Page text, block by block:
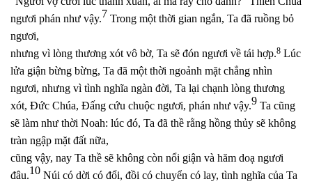
ngươi phán như vậy.7 Trong một thời gian ngắn, Ta đã ruồng bỏ
ngươi,
nhưng vì lòng thương xót vô bờ, Ta sẽ đón ngươi về tái hợp.8 Lúc
lửa giận bừng bừng, Ta đã một thời ngoảnh mặt chẳng nhìn
ngươi, nhưng vì tình nghĩa ngàn đời, Ta lại chạnh lòng thương
xót, Đức Chúa, Đấng cứu chuộc ngươi, phán như vậy.9 Ta cũng
sẽ làm như thời Noah: lúc đó, Ta đã thề rằng hồng thủy sẽ không
tràn ngập mặt đất nữa,
cũng vậy, nay Ta thề sẽ không còn nổi giận và hăm doạ ngươi
đâu.10 Núi có dời có đổi, đồi có chuyển có lay, tình nghĩa của Ta